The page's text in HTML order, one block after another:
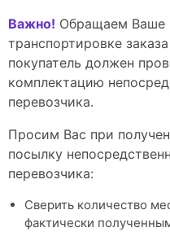
Важно! Обращаем Ваше
транспортировке
покупатель должен
комплектацию
перевозчика.
Просим Вас при
посылку
перевозчика:
Сверить количество
фактически